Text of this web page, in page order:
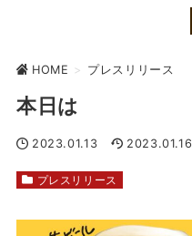
HOME > プレスリリース
本日は
2023.01.13 2023.01.16
プレスリリース